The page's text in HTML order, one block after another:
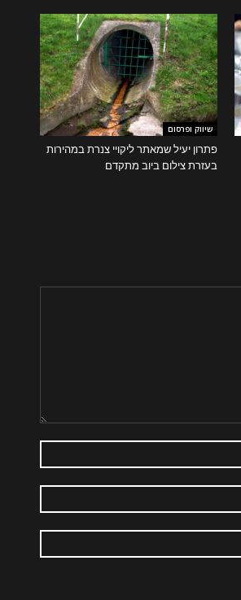
שיווק ופרסום
פתרון יעיל שמאתר ליקויי צנרת במהירות
בעזרת צילום ביוב מתקדם